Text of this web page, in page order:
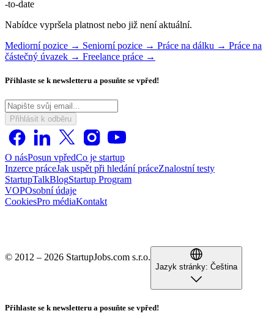
-to-date
Nabídce vypršela platnost nebo již není aktuální.
Mediorní pozice → Seniorní pozice → Práce na dálku → Práce na
částečný úvazek → Freelance práce →
Přihlaste se k newsletteru a posuňte se vpřed!
Přihlásit k odběru
O násPosun vpředCo je startup
Inzerce práceJak uspět při hledání práceZnalostní testy
StartupTalkBlogStartup Program
VOPOsobní údaje
CookiesPro médiaKontakt
© 2012 – 2026 StartupJobs.com s.r.o.
Jazyk stránky: Čeština
Přihlaste se k newsletteru a posuňte se vpřed!